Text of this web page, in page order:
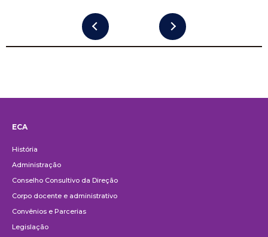
ECA
História
Administração
Conselho Consultivo da Direção
Corpo docente e administrativo
Convênios e Parcerias
Legislação